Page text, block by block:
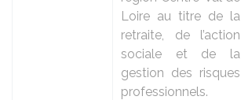
Loire au titre de la
retraite, de l’action
sociale et de la
gestion des risques
professionnels.